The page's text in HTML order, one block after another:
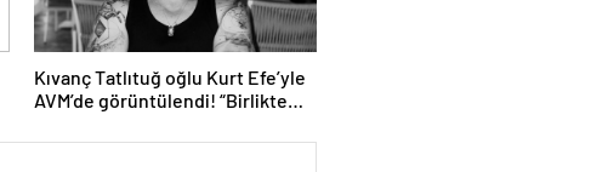
Kıvanç Tatlıtuğ oğlu Kurt Efe’yle
AVM’de görüntülendi! “Birlikte